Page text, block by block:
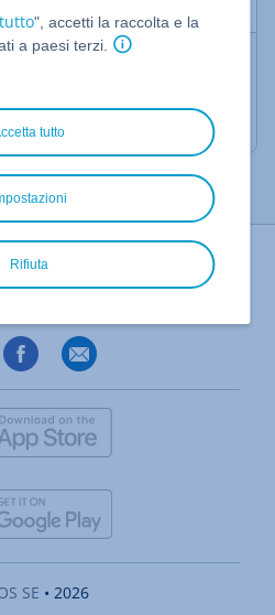
Sì No
pagina
SE • 2026
", accetti la raccolta e la
a paesi terzi.
tutto
Rifiuta